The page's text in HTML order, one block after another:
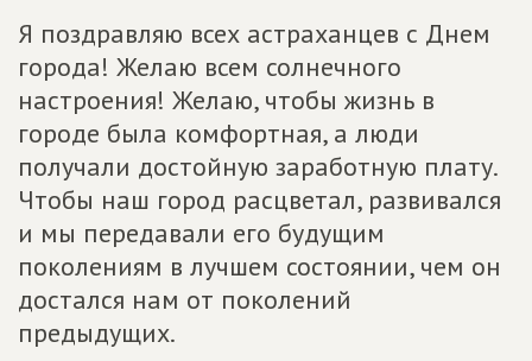
Я поздравляю всех астраханцев с Днем
города! Желаю всем солнечного
настроения! Желаю, чтобы жизнь в
городе была комфортная, а люди
получали достойную заработную плату.
Чтобы наш город расцветал, развивался
и мы передавали его будущим
поколениям в лучшем состоянии, чем он
достался нам от поколений
предыдущих.